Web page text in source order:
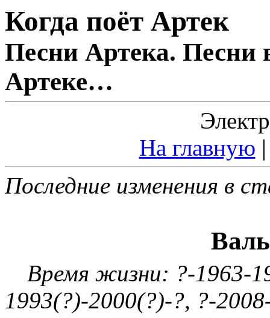
Когда поёт Артек
Песни Артека. Песни
Артеке…
На главную
Последние изменения в
Время жизни: ?-1963-
1993(?)-2000(?)-?, ?-